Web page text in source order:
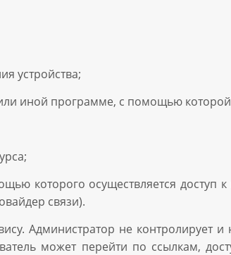
устройства;
иной программе, с помощью которой
которого осуществляется доступ
связи).
Администратор не контролирует и
может перейти по ссылкам,